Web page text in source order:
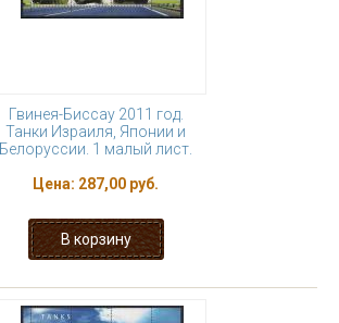
Гвинея-Биссау 2011 год.
Танки Израиля, Японии и
Белоруссии. 1 малый лист.
Цена: 287,00 руб.